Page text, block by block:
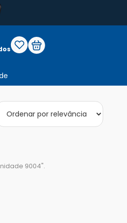
9004"
9004".